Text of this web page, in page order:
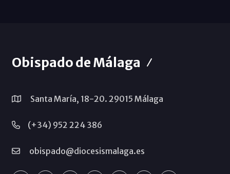
Obispado de Málaga
Santa María, 18-20. 29015 Málaga
(+34) 952 224 386
obispado@diocesismalaga.es